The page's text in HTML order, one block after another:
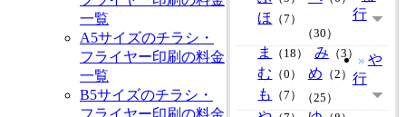
ほ （7）
行
（30）
ま （18） み （3）
む （0） め （2）
も （7）
や
行
（25）
一覧
A5サイズのチラシ・
フライヤー印刷の料金
一覧
B5サイズのチラシ・
フライヤー印刷の料金